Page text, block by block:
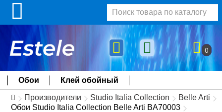
0
Обои Клей обойный
Производители Studio Italia Collection
Belle Arti
Обои Studio Italia Collection Belle Arti BA70003